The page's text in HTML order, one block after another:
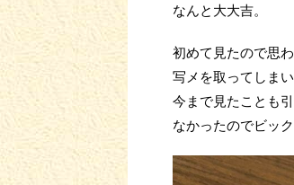
なんと大大吉。
初めて見たので思
写メを取ってしま
今まで見たことも
なかったのでビック